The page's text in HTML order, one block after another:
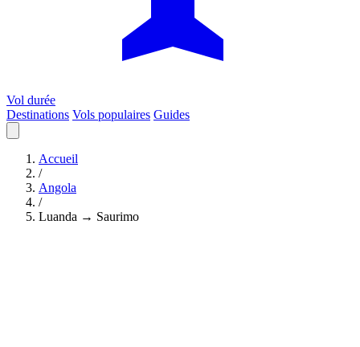
Vol durée
Destinations Vols populaires Guides
Accueil
/
Angola
/
Luanda → Saurimo